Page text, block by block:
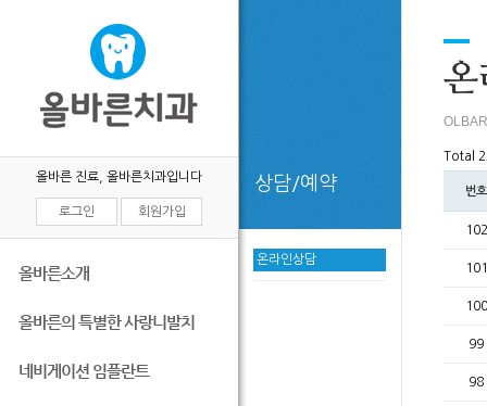
올바른 진료, 올바른치과입니다
로그인 회원가입
올바른소개
올바른의 특별한 사랑니발치
네비게이션 임플란트
상담/예약
온라인상담
온
Total
번호
102
101
100
99
98